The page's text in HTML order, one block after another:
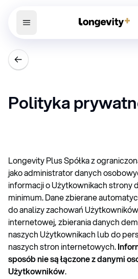
Polityka
Longevity Plus Spółka z
jako administrator danych
informacji o Użytkownikach strony
minimum. Dane zbierane
do analizy zachowań
internetowej, zbierania danych
naszych Użytkownikach lub do
naszych stron internetowych.
sposób nie są łączone z danymi
Użytkowników.